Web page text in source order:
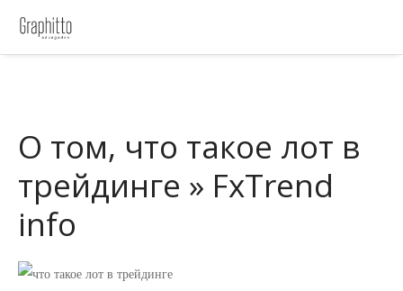
О том, что такое лот в
трейдинге » FxTrend
info